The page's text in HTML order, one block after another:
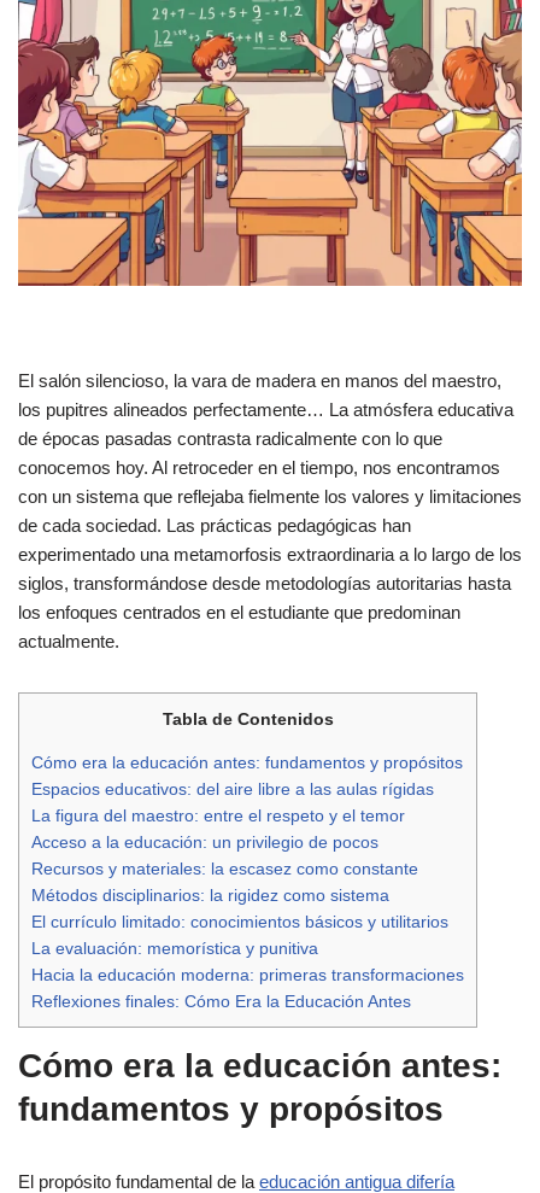
El salón silencioso, la vara de madera en manos del maestro,
los pupitres alineados perfectamente… La atmósfera educativa
de épocas pasadas contrasta radicalmente con lo que
conocemos hoy. Al retroceder en el tiempo, nos encontramos
con un sistema que reflejaba fielmente los valores y limitaciones
de cada sociedad. Las prácticas pedagógicas han
experimentado una metamorfosis extraordinaria a lo largo de los
siglos, transformándose desde metodologías autoritarias hasta
los enfoques centrados en el estudiante que predominan
actualmente.
Tabla de Contenidos
Cómo era la educación antes: fundamentos y propósitos
Espacios educativos: del aire libre a las aulas rígidas
La figura del maestro: entre el respeto y el temor
Acceso a la educación: un privilegio de pocos
Recursos y materiales: la escasez como constante
Métodos disciplinarios: la rigidez como sistema
El currículo limitado: conocimientos básicos y utilitarios
La evaluación: memorística y punitiva
Hacia la educación moderna: primeras transformaciones
Reflexiones finales: Cómo Era la Educación Antes
Cómo era la educación antes:
fundamentos y propósitos
El propósito fundamental de la educación antigua difería